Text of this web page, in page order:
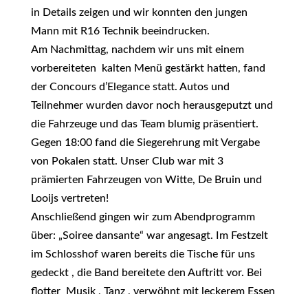
in Details zeigen und wir konnten den jungen
Mann mit R16 Technik beeindrucken.
Am Nachmittag, nachdem wir uns mit einem
vorbereiteten kalten Menü gestärkt hatten, fand
der Concours d’Elegance statt. Autos und
Teilnehmer wurden davor noch herausgeputzt und
die Fahrzeuge und das Team blumig präsentiert.
Gegen 18:00 fand die Siegerehrung mit Vergabe
von Pokalen statt. Unser Club war mit 3
prämierten Fahrzeugen von Witte, De Bruin und
Looijs vertreten!
Anschließend gingen wir zum Abendprogramm
über: „Soiree dansante“ war angesagt. Im Festzelt
im Schlosshof waren bereits die Tische für uns
gedeckt , die Band bereitete den Auftritt vor. Bei
flotter Musik , Tanz , verwöhnt mit leckerem Essen